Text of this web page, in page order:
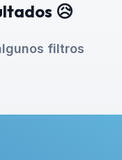
😥
filtros